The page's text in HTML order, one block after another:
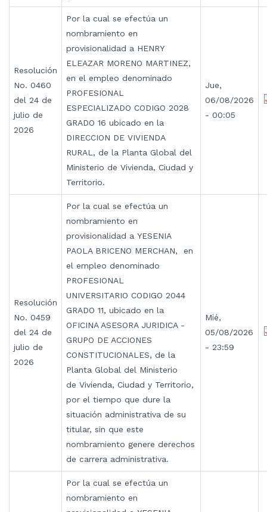
Resolución
No. 0460
del 24 de
julio de
2026
Por la cual se efectúa un
nombramiento en
provisionalidad a HENRY
ELEAZAR MORENO MARTINEZ,
en el empleo denominado
PROFESIONAL
ESPECIALIZADO CODIGO 2028
GRADO 16 ubicado en la
DIRECCION DE VIVIENDA
RURAL, de la Planta Global del
Ministerio de Vivienda, Ciudad y
Territorio.
Jue,
06/08/2026
- 00:05
Resolución
No. 0459
del 24 de
julio de
2026
Por la cual se efectúa un
nombramiento en
provisionalidad a YESENIA
PAOLA BRICENO MERCHAN, en
el empleo denominado
PROFESIONAL
UNIVERSITARIO CODIGO 2044
GRADO 11, ubicado en la
OFICINA ASESORA JURIDICA -
GRUPO DE ACCIONES
CONSTITUCIONALES, de la
Planta Global del Ministerio
de Vivienda, Ciudad y Territorio,
por el tiempo que dure la
situación administrativa de su
titular, sin que este
nombramiento genere derechos
de carrera administrativa.
Mié,
05/08/2026
- 23:59
Por la cual se efectúa un
nombramiento en